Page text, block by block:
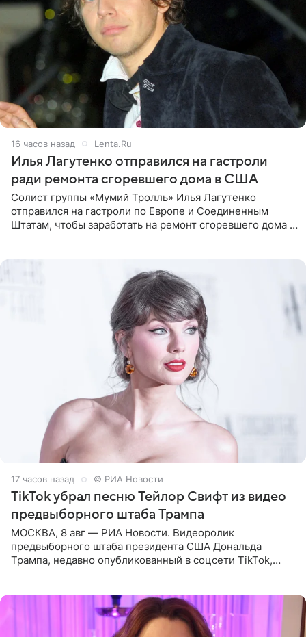
16 часов назад Lenta.Ru
Илья Лагутенко отправился на гастроли
ради ремонта сгоревшего дома в США
Солист группы «Мумий Тролль» Илья Лагутенко
отправился на гастроли по Европе и Соединенным
Штатам, чтобы заработать на ремонт сгоревшего дома в
17 часов назад © РИА Новости
TikTok убрал песню Тейлор Свифт из видео
предвыборного штаба Трампа
МОСКВА, 8 авг — РИА Новости. Видеоролик
предвыборного штаба президента США Дональда
Трампа, недавно опубликованный в соцсети TikTok,